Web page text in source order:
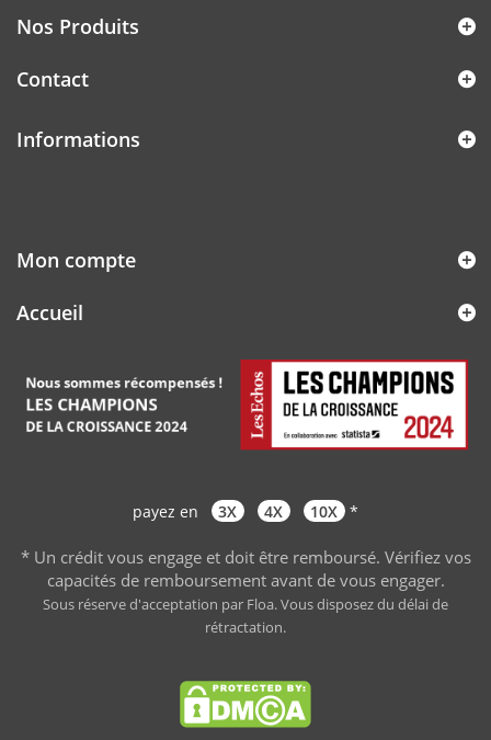
Nos Produits
Contact
Informations
Mon compte
Accueil
payez en 3X 4X 10X *
* Un crédit vous engage et doit être remboursé. Vérifiez vos
capacités de remboursement avant de vous engager.
Sous réserve d'acceptation par Floa. Vous disposez du délai de
rétractation.